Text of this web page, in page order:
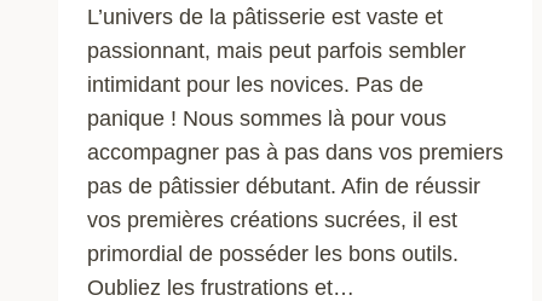
L’univers de la pâtisserie est vaste et
passionnant, mais peut parfois sembler
intimidant pour les novices. Pas de
panique ! Nous sommes là pour vous
accompagner pas à pas dans vos premiers
pas de pâtissier débutant. Afin de réussir
vos premières créations sucrées, il est
primordial de posséder les bons outils.
Oubliez les frustrations et…